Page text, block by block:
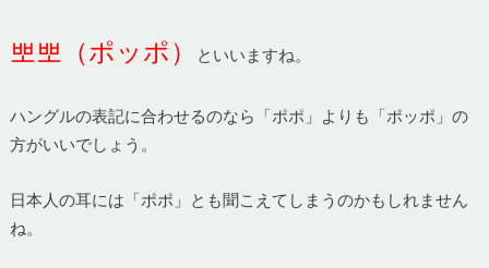
뽀뽀（ポッポ） といいますね。
ハングルの表記に合わせるのなら「ポポ」よりも「ポッポ」の
方がいいでしょう。
日本人の耳には「ポポ」とも聞こえてしまうのかもしれません
ね。